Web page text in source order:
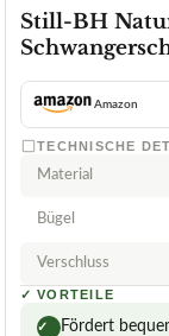
Still-BH
Amazon
TECHNISCHE
Material
Bügel
Verschluss
✓ VORTEILE
✓ Fördert